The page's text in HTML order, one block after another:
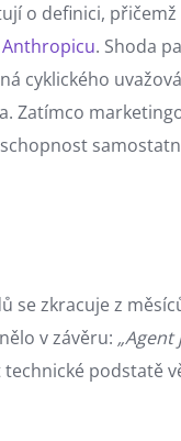
o definici,
Anthropicu. Shoda
cyklického
Zatímco
se zkracuje z
v závěru:„Agent
podstatě